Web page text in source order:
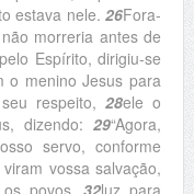
estava nele.26Fora-
morreria antes de
Espírito, dirigiu-se
o menino Jesus para
respeito, 28ele o
dizendo: 29“Agora,
servo,conforme
vossa salvação,
povos, 32luz para